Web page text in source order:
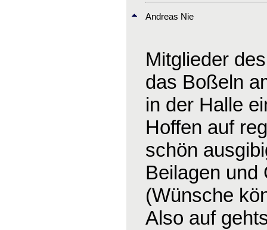
Andreas Nie
Mitglieder
das Boßeln
in der Halle
Hoffen auf
schön
Beilagen und
(Wünsche
Also auf